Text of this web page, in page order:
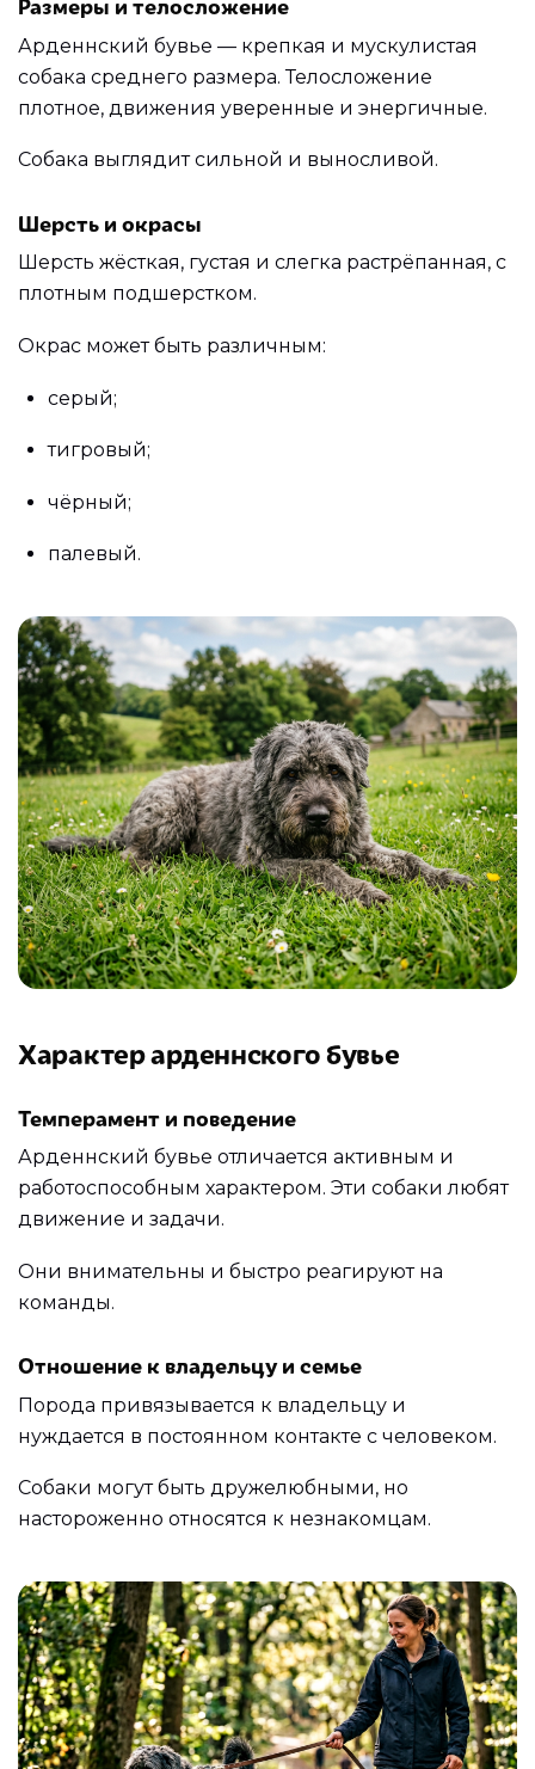
Арденнский бувье — крепкая и мускулистая
собака среднего размера. Телосложение
плотное, движения уверенные и энергичные.
Собака выглядит сильной и выносливой.
Шерсть и окрасы
Шерсть жёсткая, густая и слегка растрёпанная, с
плотным подшерстком.
Окрас может быть различным:
серый;
тигровый;
чёрный;
палевый.
Характер арденнского бувье
Темперамент и поведение
Арденнский бувье отличается активным и
работоспособным характером. Эти собаки любят
движение и задачи.
Они внимательны и быстро реагируют на
команды.
Отношение к владельцу и семье
Порода привязывается к владельцу и
нуждается в постоянном контакте с человеком.
Собаки могут быть дружелюбными, но
настороженно относятся к незнакомцам.